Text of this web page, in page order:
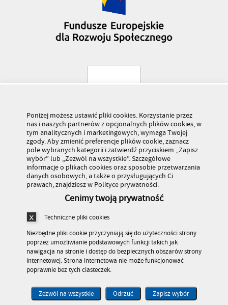
Stronę odwiedziło 179 406 584 osób
© Kuratorium Oświaty w Warszawie
Poniżej możesz ustawić pliki cookies. Korzystanie przez
nas i naszych partnerów z opcjonalnych plików cookies, w
tym analitycznych i marketingowych, wymaga Twojej
zgody. Aby zmienić preferencje plików cookie, zaznacz
pole wybranych kategorii i zatwierdź przyciskiem „Zapisz
wybór” lub „Zezwól na wszystkie”. Szczegółowe
informacje o plikach cookies oraz sposobie przetwarzania
danych osobowych, a także o przysługujących Ci
prawach, znajdziesz w Polityce prywatności.
Cenimy twoją prywatność
Techniczne pliki cookies
Niezbędne pliki cookie przyczyniają się do użyteczności strony
poprzez umożliwianie podstawowych funkcji takich jak
nawigacja na stronie i dostęp do bezpiecznych obszarów strony
internetowej. Strona internetowa nie może funkcjonować
poprawnie bez tych ciasteczek.